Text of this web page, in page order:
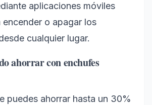
aplicaciones móviles
encender o apagar los
cualquier lugar.
ahorrar con enchufes
puedes ahorrar hasta un 30%